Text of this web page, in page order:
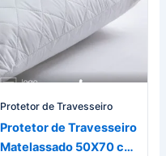
Protetor de Travesseiro
Protetor de Travesseiro
Matelassado 50X70 cm